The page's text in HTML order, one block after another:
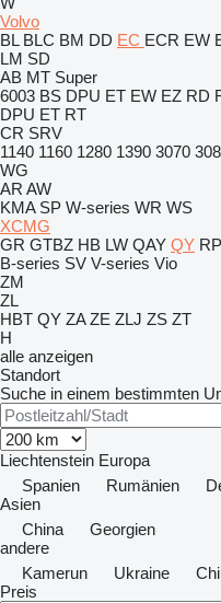
Volvo
BL BLC BM DD EC ECR EW
LM SD
AB MT Super
6003 BS DPU ET EW EZ RD
DPU ET RT
CR SRV
1140 1160 1280 1390 3070
WG
AR AW
KMA SP W-series WR WS
XCMG
GR GTBZ HB LW QAY QY RP
B-series SV V-series Vio
ZM
ZL
HBT QY ZA ZE ZLJ ZS ZT
H
alle anzeigen
Standort
Suche in einem bestimmten
Liechtenstein Europa
Spanien
Rumänien
Asien
China
Georgien
andere
Kamerun
Ukraine
Preis